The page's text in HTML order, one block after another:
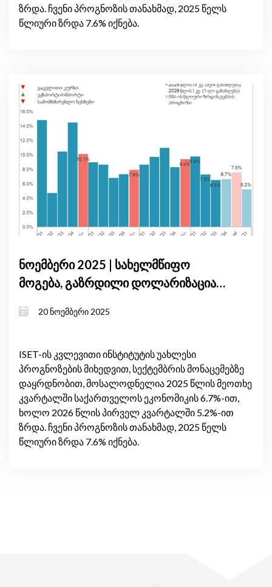
ზრდა. ჩვენი პროგნოზის თანახმად, 2025 წელს
წლიური ზრდა 7.6% იქნება.
ნოემბერი 2025 | სახელმწიფო
მოგება, გაზრდილი დოლარიზაცია
განსაზღვრავს საქართველოს
20 ნოემბერი 2025
ISET-ის კვლევითი ინსტიტუტის უახლესი
პროგნოზების მიხედვით, სექტემბრის მონაცემებზე
დაყრდნობით, მოსალოდნელია 2025 წლის მეოთხე
კვარტალში საქართველოს ეკონომიკის 6.7%-ით,
ხოლო 2026 წლის პირველ კვარტალში 5.2%-ით
ზრდა. ჩვენი პროგნოზის თანახმად, 2025 წელს
წლიური ზრდა 7.6% იქნება.